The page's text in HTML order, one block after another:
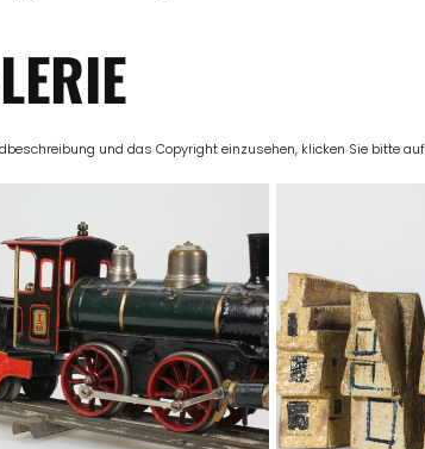
und das Copyright einzusehen, klicken Sie bitte